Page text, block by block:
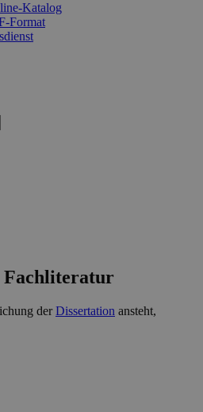
Katalog
Format
Fachliteratur
derDissertation ansteht,